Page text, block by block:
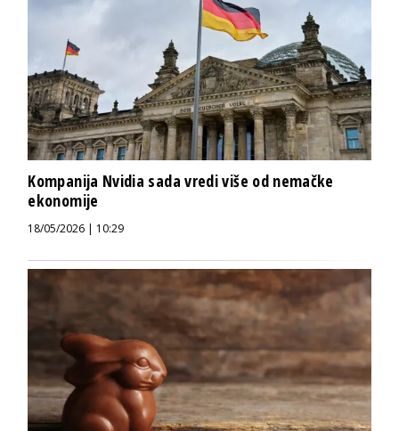
Kompanija Nvidia sada vredi više od nemačke
ekonomije
18/05/2026 | 10:29